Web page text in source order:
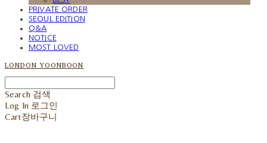
PRIVATE ORDER
SEOUL EDITION
Q&A
NOTICE
MOST LOVED
LONDON YOONBOON
Search 검색
Log In 로그인
Cart장바구니